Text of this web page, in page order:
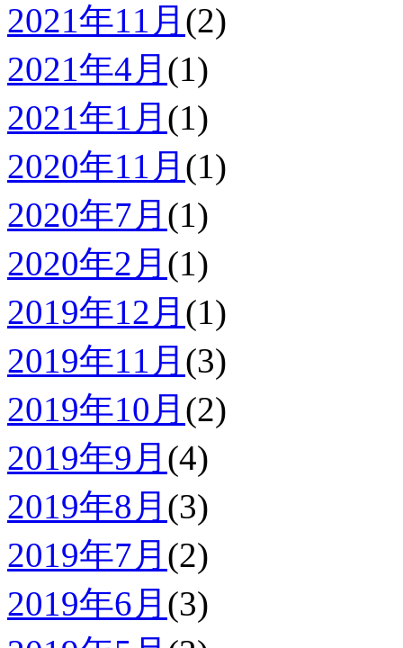
2021年11月 (2)
2021年4月 (1)
2021年1月 (1)
2020年11月 (1)
2020年7月 (1)
2020年2月 (1)
2019年12月 (1)
2019年11月 (3)
2019年10月 (2)
2019年9月 (4)
2019年8月 (3)
2019年7月 (2)
2019年6月 (3)